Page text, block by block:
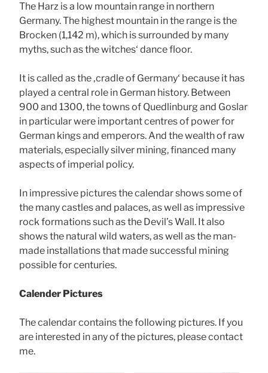
The Harz is a low mountain range in northern
Germany. The highest mountain in the range is the
Brocken (1,142 m), which is surrounded by many
myths, such as the witches‘ dance floor.
It is called as the ‚cradle of Germany‘ because it has
played a central role in German history. Between
900 and 1300, the towns of Quedlinburg and Goslar
in particular were important centres of power for
German kings and emperors. And the wealth of raw
materials, especially silver mining, financed many
aspects of imperial policy.
In impressive pictures the calendar shows some of
the many castles and palaces, as well as impressive
rock formations such as the Devil’s Wall. It also
shows the natural wild waters, as well as the man-
made installations that made successful mining
possible for centuries.
Calender Pictures
The calendar contains the following pictures. If you
are interested in any of the pictures, please contact
me.